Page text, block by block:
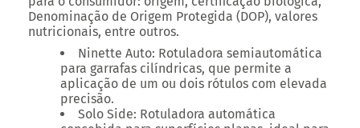
Denominação de Origem Protegida (DOP), valores
nutricionais, entre outros.
Ninette Auto: Rotuladora semiautomática
para garrafas cilíndricas, que permite a
aplicação de um ou dois rótulos com elevada
precisão.
Solo Side: Rotuladora automática